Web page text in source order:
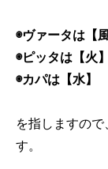
◉ヴァータは【風
◉ピッタは【火】
◉カパは【水】
を指しますの
す。